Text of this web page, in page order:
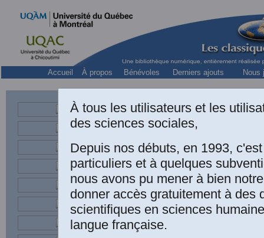
Accueil À propos Bénévoles Derniers ajouts Nous
À tous les utilisateurs et les
des sciences sociales,
Depuis nos débuts, en 1993,
particuliers et à quelques
nous avons pu mener à bien
donner accès gratuitement à des
scientifiques en sciences
langue française.